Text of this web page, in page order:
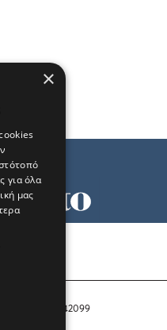
Μ.Η.Τ. 242099
×
για όλα
μας